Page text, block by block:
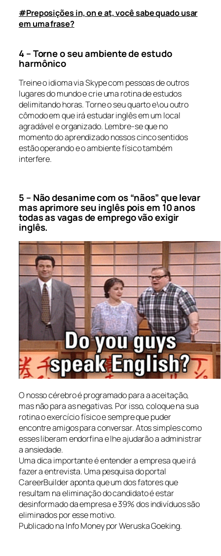
#Preposições in, on e at, você sabe quado usar
em uma frase?
4 – Torne o seu ambiente de estudo
harmônico
Treine o idioma via Skype com pessoas de outros
lugares do mundo e crie uma rotina de estudos
delimitando horas. Torne o seu quarto e\ou outro
cômodo em que irá estudar inglês em um local
agradável e organizado. Lembre-se que no
momento do aprendizado nossos cinco sentidos
estão operando e o ambiente físico também
interfere.
5 – Não desanime com os “nãos” que levar
mas aprimore seu inglês pois em 10 anos
todas as vagas de emprego vão exigir
inglês.
O nosso cérebro é programado para a aceitação,
mas não para as negativas. Por isso, coloque na sua
rotina o exercício físico e sempre que puder
encontre amigos para conversar. Atos simples como
esses liberam endorfina e lhe ajudarão a administrar
a ansiedade.
Uma dica importante é entender a empresa que irá
fazer a entrevista. Uma pesquisa do portal
CareerBuilder aponta que um dos fatores que
resultam na eliminação do candidato é estar
desinformado da empresa e 39% dos indivíduos são
eliminados por esse motivo.
Publicado na Info Money por Weruska Goeking.